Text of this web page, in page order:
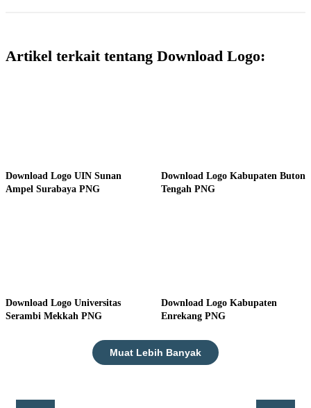
Artikel terkait tentang Download Logo:
Download Logo UIN Sunan
Ampel Surabaya PNG
Download Logo Kabupaten Buton
Tengah PNG
Download Logo Universitas
Serambi Mekkah PNG
Download Logo Kabupaten
Enrekang PNG
Muat Lebih Banyak